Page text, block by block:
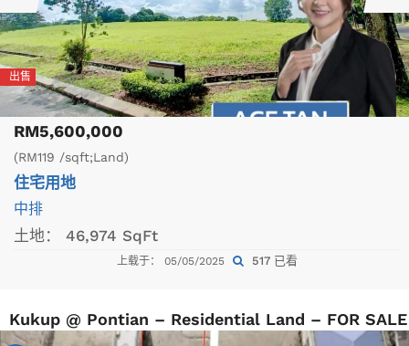
出售
RM5,600,000
(RM119 /sqft;Land)
住宅用地
中排
土地： 46,974 SqFt
上载于： 05/05/2025 517 已看
Kukup @ Pontian – Residential Land – FOR SALE